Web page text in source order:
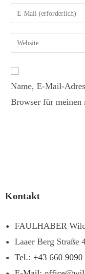
Name, E-Mail-
Browser für meinen
Kontakt
FAULHABER
Laaer Berg Straße
Tel.: +43 660 9090